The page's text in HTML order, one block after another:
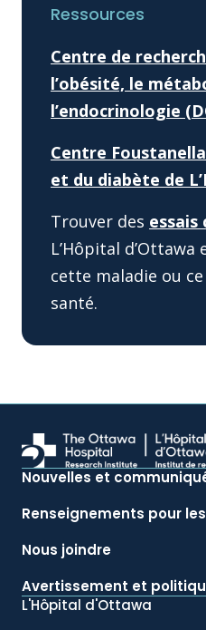
Ressources
Centre de
l’obésité, le
l’endocrinologie
Centre
et du diabète de
Trouver des essais
L’Hôpital
cette maladie ou
santé.
Nouvelles et
Renseignements pour
Nous joindre
Avertissement et
L'Hôpital d'Ottawa